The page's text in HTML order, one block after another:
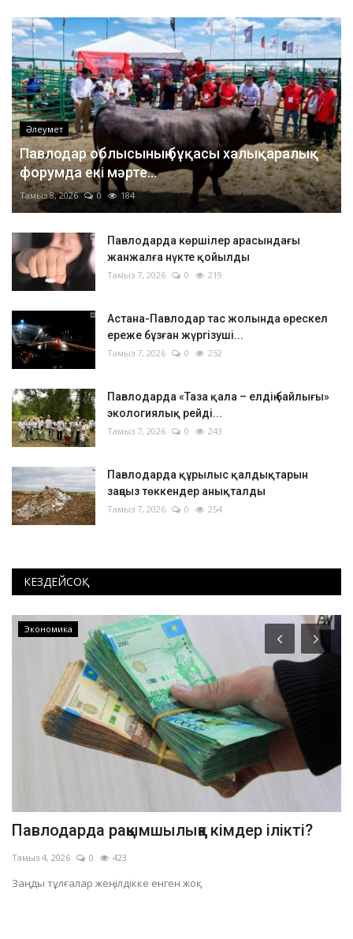
Әлеумет
Павлодар облысының бұқасы халықаралық
форумда екі мәрте...
Тамыз 8, 2026 0 184
Павлодарда көршілер арасындағы
жанжалға нүкте қойылды
Тамыз 7, 2026 0 219
Астана-Павлодар тас жолында өрескел
ереже бұзған жүргізуші...
Тамыз 7, 2026 0 252
Павлодарда «Таза қала – елдің байлығы»
экологиялық рейді...
Тамыз 7, 2026 0 243
Павлодарда құрылыс қалдықтарын
заңсыз төккендер анықталды
Тамыз 7, 2026 0 254
КЕЗДЕЙСОҚ
Экономика
Павлодарда рақымшылыққа кімдер ілікті?
Тамыз 4, 2026 0 423
Заңды тұлғалар жеңілдікке енген жоқ.